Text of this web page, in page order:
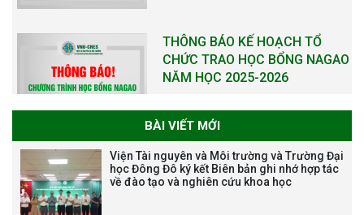
THÔNG BÁO KẾ HOẠCH TỔ
CHỨC TRAO HỌC BỔNG NAGAO
NĂM HỌC 2025-2026
NĂM XÂY DỰNG VÀ PHÁT TRIỂN
VIỆN (1985-2025) VÀ ĐÓN
BÀI VIẾT MỚI
Viện Tài nguyên và Môi trường và Trường Đại
học Đông Đô ký kết Biên bản ghi nhớ hợp tác
về đào tạo và nghiên cứu khoa học